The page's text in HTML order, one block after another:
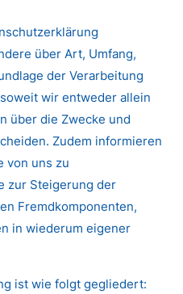
über Art, Umfang,
der Verarbeitung
wir entweder allein
über die Zwecke und
Zudem informieren
von uns zu
zur Steigerung der
Fremdkomponenten,
in wiederum eigener
ist wie folgt gegliedert: